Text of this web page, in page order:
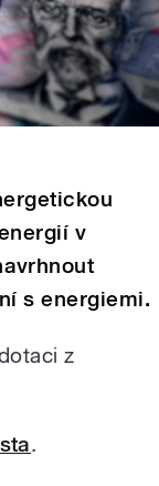
v
s energiemi.
z
.